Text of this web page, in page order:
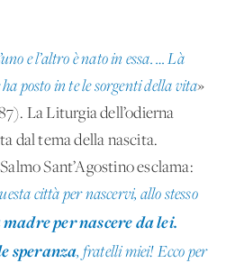
e l’altro è nato in essa. … Là
posto in te le sorgenti della vita»
La Liturgia dell’odierna
dal tema della nascita.
Sant’Agostino esclama:
città per nascervi, allo stesso
per nascere da lei.
speranza, fratelli miei! Ecco per